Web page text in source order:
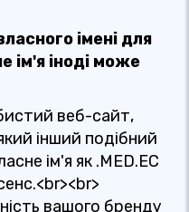
імені для
ім'я іноді може
веб-сайт,
інший подібний
ім'я як .MED.EC
вашого бренду